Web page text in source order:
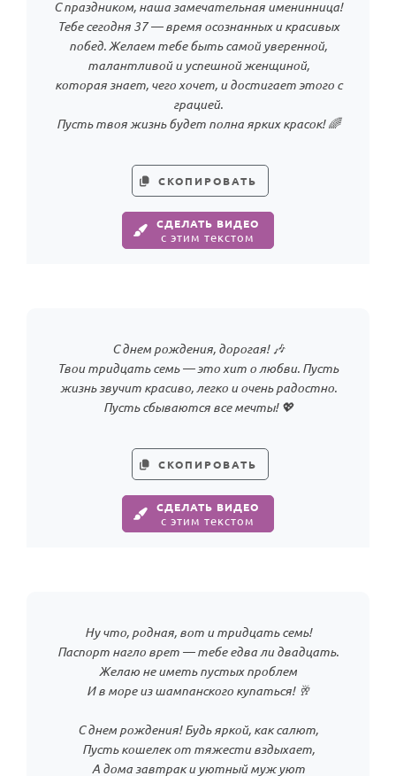
С праздником, наша замечательная именинница!
Тебе сегодня 37 — время осознанных и красивых
побед. Желаем тебе быть самой уверенной,
талантливой и успешной женщиной,
которая знает, чего хочет, и достигает этого с
грацией.
Пусть твоя жизнь будет полна ярких красок! 🌈
СКОПИРОВАТЬ
СДЕЛАТЬ ВИДЕО
с этим текстом
С днем рождения, дорогая! 🎶
Твои тридцать семь — это хит о любви. Пусть
жизнь звучит красиво, легко и очень радостно.
Пусть сбываются все мечты! 💖
СКОПИРОВАТЬ
СДЕЛАТЬ ВИДЕО
с этим текстом
Ну что, родная, вот и тридцать семь!
Паспорт нагло врет — тебе едва ли двадцать.
Желаю не иметь пустых проблем
И в море из шампанского купаться! 🥂
С днем рождения! Будь яркой, как салют,
Пусть кошелек от тяжести вздыхает,
А дома завтрак и уютный муж уют